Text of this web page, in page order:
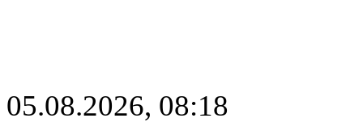
05.08.2026, 08:18